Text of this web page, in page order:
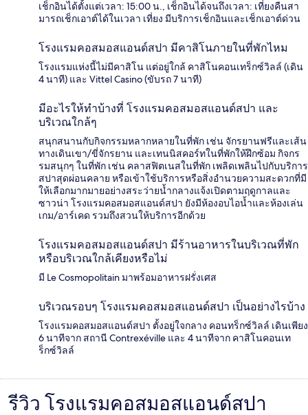
เช็กอินได้ตั้งแต่เวลา: 15:00 น., เช็กอินได้จนถึงเวลา: เที่ยงคืนสา
มารถเช็กเอาต์ได้ในเวลา เที่ยง มีบริการเช็กอินและเช็กเอาต์ด่วน
โรงแรมคอสมอสแอนด์สปา มีคาสิโนภายในที่พักไหม
โรงแรมแห่งนี้ไม่มีคาสิโน แต่อยู่ใกล้ คาสิโนคอนเทร็กซ์วิลล์ (เดิน
4 นาที) และ Vittel Casino (ขับรถ 7 นาที)
มีอะไรให้ทำบ้างที่ โรงแรมคอสมอสแอนด์สปา และ
บริเวณใกล้ๆ
สนุกสนานกับกิจกรรมหลากหลายในที่พัก เช่น จักรยานฟรีและเส้น
ทางเดินเขา/ขี่จักรยาน และเทนนิสคอร์ทในที่พักให้ฝึกซ้อม กิจกร
รมสนุกๆ ในที่พัก เช่น คลาสฟิตเนสในที่พัก เพลิดเพลินไปกับบริการ
สปาสุดผ่อนคลาย หรือเข้าใช้บริการหรือสิ่งอำนวยความสะดวกที่มี
ให้เลือกมากมายอย่างสระว่ายน้ำกลางแจ้งเปิดตามฤดูกาลและ
ซาวน่า โรงแรมคอสมอสแอนด์สปา ยังมีห้องอบไอน้ำและห้องเล่น
เกม/อาร์เคด รวมถึงสวนให้บริการอีกด้วย
โรงแรมคอสมอสแอนด์สปา มีร้านอาหารในบริเวณที่พัก
หรือบริเวณใกล้เคียงหรือไม่
มี Le Cosmopolitain มาพร้อมอาหารฝรั่งเศส
บริเวณรอบๆ โรงแรมคอสมอสแอนด์สปา เป็นอย่างไรบ้าง
โรงแรมคอสมอสแอนด์สปา ตั้งอยู่ใจกลาง คอนทร็กซ์วิลล์ เดินเพียง
6 นาทีจาก สถานี Contrexéville และ 4 นาทีจาก คาสิโนคอนเท
ร็กซ์วิลล์
รีวิว
รีวิว โรงแรมคอสมอสแอนด์สปา